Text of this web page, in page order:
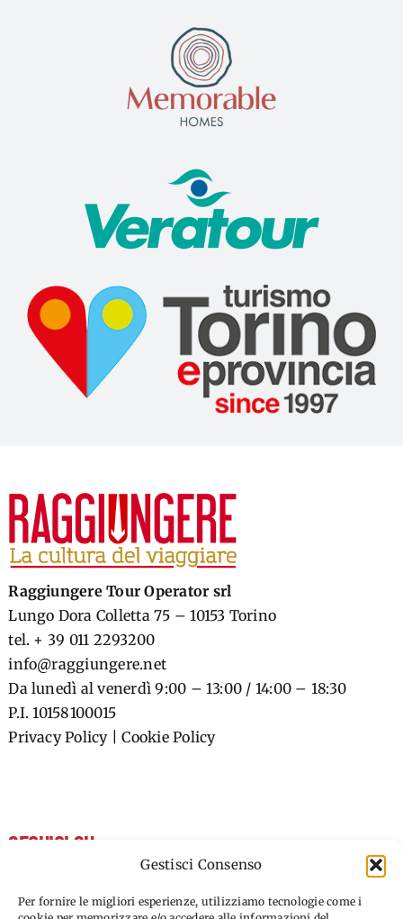
Gestisci Consenso
Per fornire le migliori esperienze, utilizziamo tecnologie come i
Raggiungere Tour Operator srl
Lungo Dora Colletta 75 – 10153 Torino
tel. + 39 011 2293200
info@raggiungere.net
Da lunedì al venerdì 9:00 – 13:00 / 14:00 – 18:30
P.I. 10158100015
Privacy Policy|Cookie Policy
SEGUICI SU
FACEBOOK